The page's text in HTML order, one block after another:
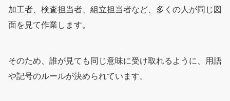
加工者、検査担当者、組立担当者など、多くの人が同じ図
面を見て作業します。
そのため、誰が見ても同じ意味に受け取れるように、用語
や記号のルールが決められています。